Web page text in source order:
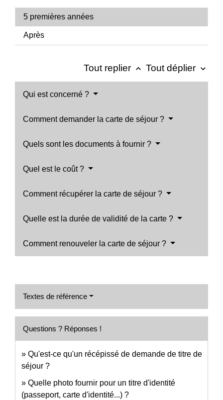
5 premières années
Après
Tout replier keyboard_arrow_up Tout déplier keyboard_arrow_down
Qui est concerné ?
Comment demander la carte de séjour ?
Quels sont les documents à fournir ?
Quel est le coût ?
Comment récupérer la carte de séjour ?
Quelle est la durée de validité de la carte ?
Comment renouveler la carte de séjour ?
Textes de référence
Questions ? Réponses !
Qu'est-ce qu'un récépissé de demande de titre de
séjour ?
Quelle photo fournir pour un titre d'identité
(passeport, carte d'identité...) ?